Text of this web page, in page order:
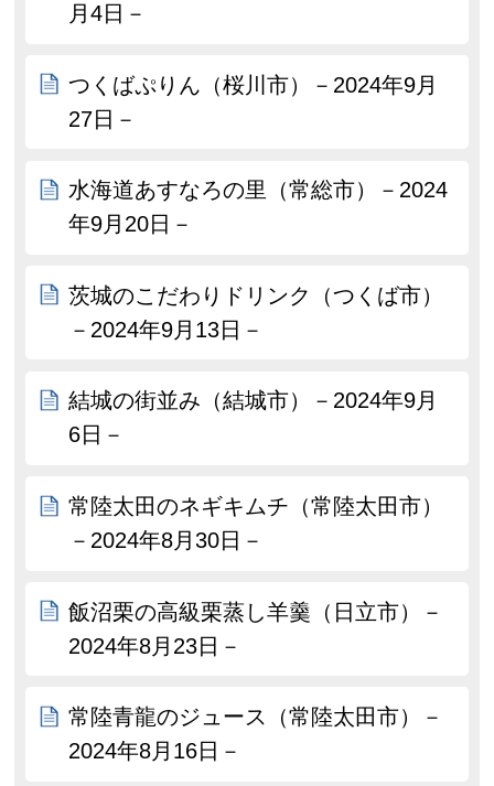
月4日－
つくばぷりん（桜川市）－2024年9月
27日－
水海道あすなろの里（常総市）－2024
年9月20日－
茨城のこだわりドリンク（つくば市）
－2024年9月13日－
結城の街並み（結城市）－2024年9月
6日－
常陸太田のネギキムチ（常陸太田市）
－2024年8月30日－
飯沼栗の高級栗蒸し羊羹（日立市）－
2024年8月23日－
常陸青龍のジュース（常陸太田市）－
2024年8月16日－